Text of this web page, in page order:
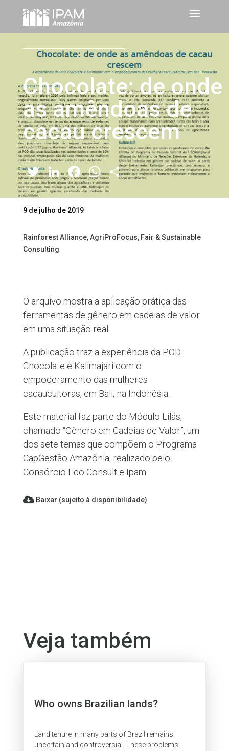
Chocolate: de onde
as amêndoas de
cacau crescem
Twitter
LinkedIn
Facebook
WhatsApp
Share
9 de julho de 2019
Rainforest Alliance, AgriProFocus, Fair & Sustainable
Consulting
O arquivo mostra a aplicação prática das
ferramentas de gênero em cadeias de valor
em uma situação real.
A publicação traz a experiência da POD
Chocolate e Kalimajari com o
empoderamento das mulheres
cacaucultoras, em Bali, na Indonésia.
Este material faz parte do Módulo Lilás,
chamado “Gênero em Cadeias de Valor”, um
dos sete temas que compõem o Programa
CapGestão Amazônia, realizado pelo
Consórcio Eco Consult e Ipam.
Baixar (sujeito à disponibilidade)
Veja também
Who owns Brazilian lands?
Land tenure in many parts of Brazil remains
uncertain and controversial. These problems